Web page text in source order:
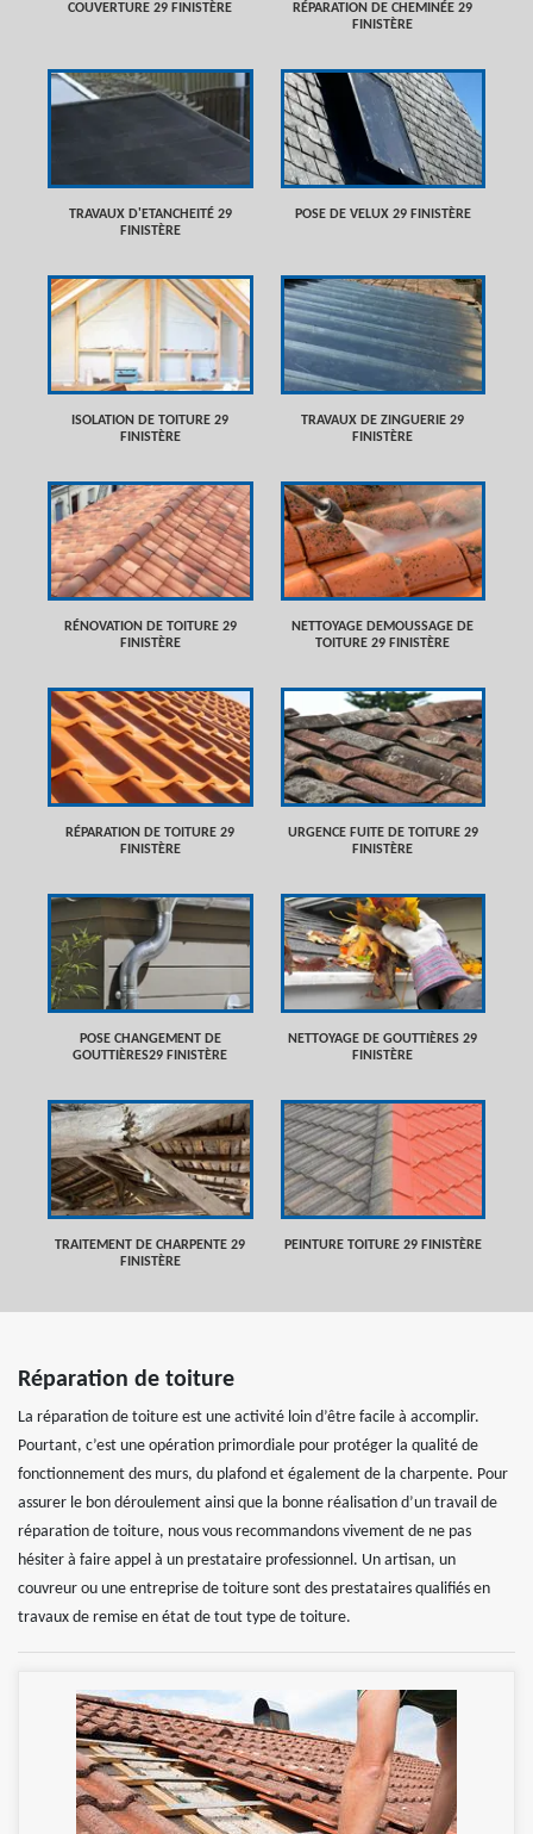
COUVERTURE 29 FINISTÈRE
RÉPARATION DE CHEMINÉE 29
FINISTÈRE
TRAVAUX D'ETANCHEITÉ 29
FINISTÈRE
POSE DE VELUX 29 FINISTÈRE
ISOLATION DE TOITURE 29
FINISTÈRE
TRAVAUX DE ZINGUERIE 29
FINISTÈRE
RÉNOVATION DE TOITURE 29
FINISTÈRE
NETTOYAGE DEMOUSSAGE DE
TOITURE 29 FINISTÈRE
RÉPARATION DE TOITURE 29
FINISTÈRE
URGENCE FUITE DE TOITURE 29
FINISTÈRE
POSE CHANGEMENT DE
GOUTTIÈRES29 FINISTÈRE
NETTOYAGE DE GOUTTIÈRES 29
FINISTÈRE
TRAITEMENT DE CHARPENTE 29
FINISTÈRE
PEINTURE TOITURE 29 FINISTÈRE
Réparation de toiture
La réparation de toiture est une activité loin d’être facile à accomplir.
Pourtant, c’est une opération primordiale pour protéger la qualité de
fonctionnement des murs, du plafond et également de la charpente. Pour
assurer le bon déroulement ainsi que la bonne réalisation d’un travail de
réparation de toiture, nous vous recommandons vivement de ne pas
hésiter à faire appel à un prestataire professionnel. Un artisan, un
couvreur ou une entreprise de toiture sont des prestataires qualifiés en
travaux de remise en état de tout type de toiture.